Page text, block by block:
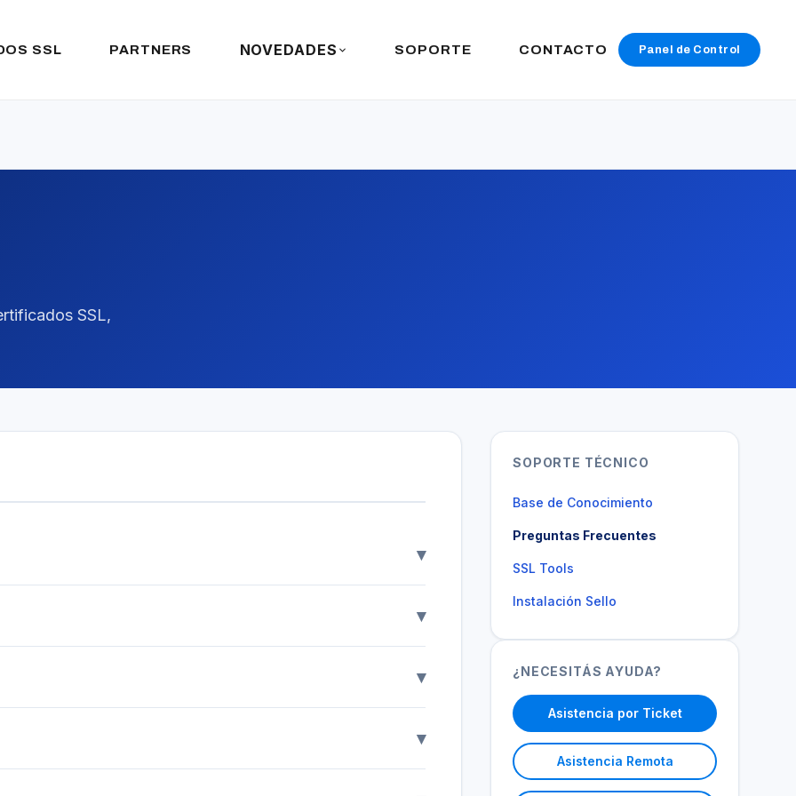
SSL PARTNERS NOVEDADES SOPORTE CONTACTO Panel de Control
SSL,
▾
sitio tiene SSL, la URL comienza con
datos de tarjetas, formularios— puede ser interceptada por
▾
igual que una contraseña larga, una clave más grande
de 128 bits es un billón de veces más fuerte que el cifrado
cifrado está determinada por el navegador web, el
▾
en el servidor y nunca se comparte con nadie.
▾
SOPORTE TÉCNICO
Base de Conocimiento
Preguntas Frecuentes
SSL Tools
Instalación Sello
¿NECESITÁS AYUDA?
Asistencia por Ticket
Asistencia Remota